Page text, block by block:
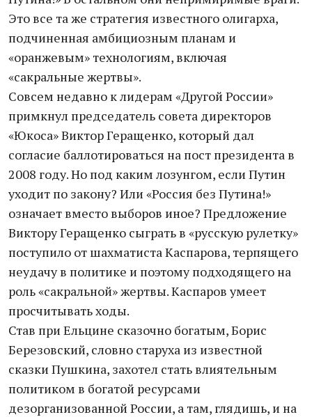
Это все та же стратегия известного олигарха,
подчиненная амбициозным планам и
«оранжевым» технологиям, включая
«сакральные жертвы».
Совсем недавно к лидерам «Другой России»
примкнул председатель совета директоров
«Юкоса» Виктор Геращенко, который дал
согласие баллотироваться на пост президента в
2008 году. Но под каким лозунгом, если Путин
уходит по закону? Или «Россия без Путина!»
означает вместо выборов иное? Предложение
Виктору Геращенко сыграть в «русскую рулетку»
поступило от шахматиста Каспарова, терпящего
неудачу в политике и поэтому подходящего на
роль «сакральной» жертвы. Каспаров умеет
просчитывать ходы.
Став при Ельцине сказочно богатым, Борис
Березовский, словно старуха из известной
сказки Пушкина, захотел стать влиятельным
политиком в богатой ресурсами
дезорганизованной России, а там, глядишь, и на